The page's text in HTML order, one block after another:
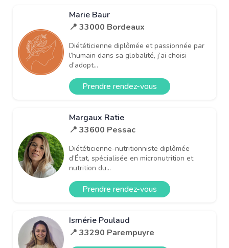
Marie Baur
📍 33000 Bordeaux
Diététicienne diplômée et passionnée par
l’humain dans sa globalité, j’ai choisi
d’adopt...
Prendre rendez-vous
Margaux Ratie
📍 33600 Pessac
Diététicienne-nutritionniste diplômée
d’État, spécialisée en micronutrition et
nutrition du...
Prendre rendez-vous
Ismérie Poulaud
📍 33290 Parempuyre